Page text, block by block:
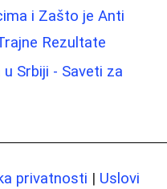
i Zašto je Anti
Rezultate
Srbiji - Saveti za
privatnosti | Uslovi